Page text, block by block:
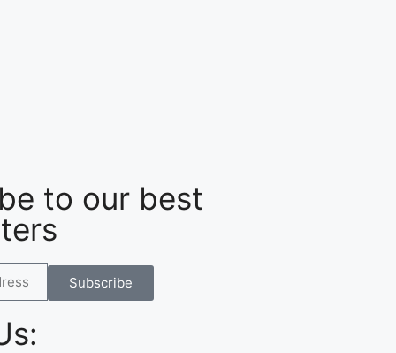
to our best
Subscribe